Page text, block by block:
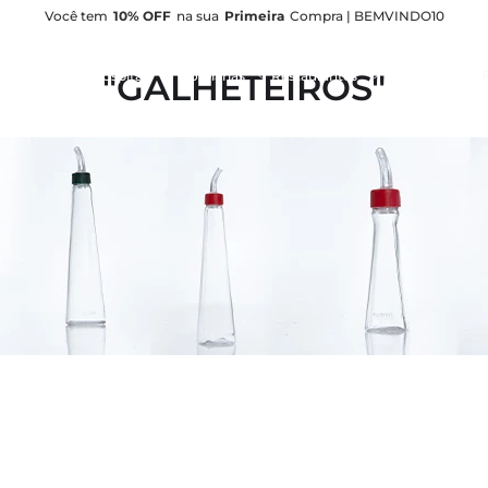
Você tem 10% OFF na sua Primeira Compra | BEMVINDO10
Hospitais Hotelarias Restaurantes Bares
GALHETEIROS